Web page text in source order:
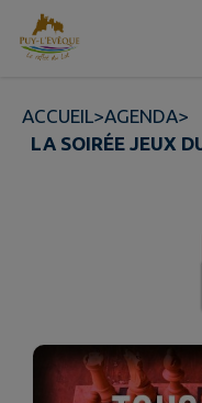
Contenu
ACCUEIL>AGENDA>
LA SOIRÉE JEUX